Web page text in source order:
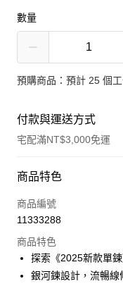
數量
預購商品：預計 25 個
付款與運送方式
宅配滿NT$3,000免運
付款方式
信用卡一次付款
Apple Pay
街口支付
商品特色
商品編號
11333288
商品特色
探索《2025新款單
銀河鍊設計，流暢線